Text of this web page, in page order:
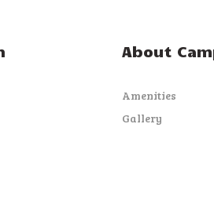
About
Amenities
Gallery